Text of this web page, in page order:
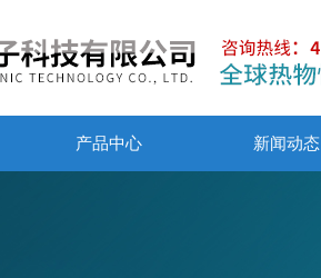
产品中心 新闻动态